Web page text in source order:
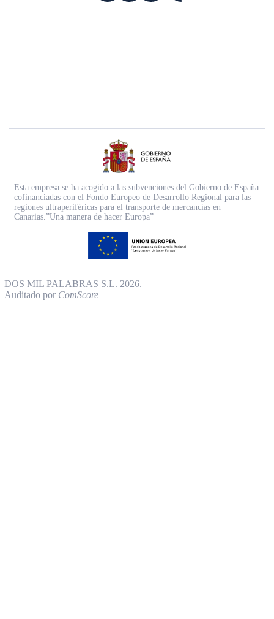
Esta empresa se ha acogido a las subvenciones del Gobierno de España
cofinanciadas con el Fondo Europeo de Desarrollo Regional para las
regiones ultraperiféricas para el transporte de mercancías en
Canarias.”Una manera de hacer Europa”
DOS MIL PALABRAS S.L. 2026.
Auditado por ComScore